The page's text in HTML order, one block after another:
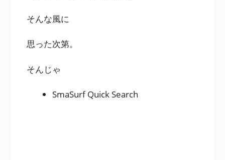
そんな風に
思った次第。
そんじゃ
SmaSurf Quick Search